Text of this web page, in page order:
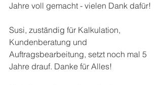
Jahre voll gemacht - vielen Dank dafür!
Susi, zuständig für Kalkulation,
Kundenberatung und
Auftragsbearbeitung, setzt noch mal 5
Jahre drauf. Danke für Alles!